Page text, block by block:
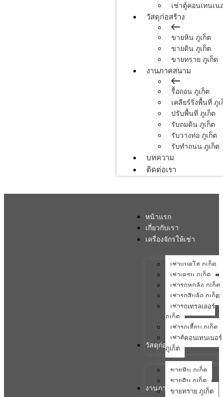
เช่าตู้คอนเทนเน
วัสดุก่อสร้าง
ขายหิน ภูเก็ต
ขายดิน ภูเก็ต
ขายทราย ภูเก็ต
งานภาคสนาม
รื้อถอน ภูเก็ต
เคลียร์ริ่งพื้นที่ ภู
ปรับพื้นที่ ภูเก็ต
รับถมดิน ภูเก็ต
รับวางท่อ ภูเก็ต
รับทำถนน ภูเก็ต
บทความ
ติดต่อเรา
หน้าแรก
เกี่ยวกับเรา
เครื่องจักรให้เช่า
เช่าแบคโฮ ภูเก็ต
เช่าเครน ภูเก็ต
เช่ารถหกล้อ ภูเก็ต
เช่ารถสิบล้อ ภูเก็ต
เช่ารถเทรลเลอร์
ภูเก็ต
เช่ารถเฮี้ยบ ภูเก็ต
เช่าตู้คอนเทนเนอร์
ภูเก็ต
วัสดุก่อสร้าง
ขายหิน ภูเก็ต
ขายดิน ภูเก็ต
ขายทราย ภูเก็ต
งานภาคสนาม